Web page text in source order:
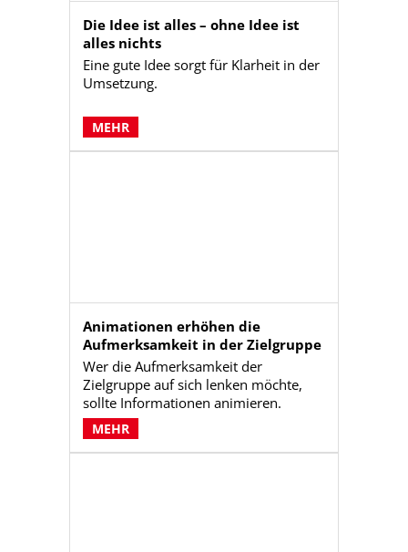
Die Idee ist alles – ohne Idee ist
alles nichts
Eine gute Idee sorgt für Klarheit in der
Umsetzung.
MEHR
Animationen erhöhen die
Aufmerksamkeit in der Zielgruppe
Wer die Aufmerksamkeit der
Zielgruppe auf sich lenken möchte,
sollte Informationen animieren.
MEHR